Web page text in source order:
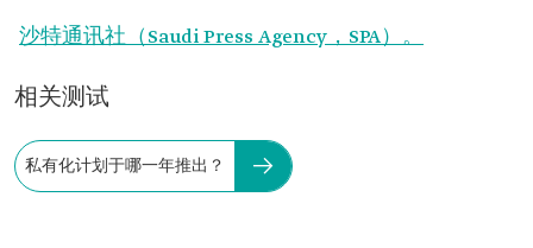
沙特通讯社（Saudi Press Agency，SPA）。
相关测试
私有化计划于哪一年推出？